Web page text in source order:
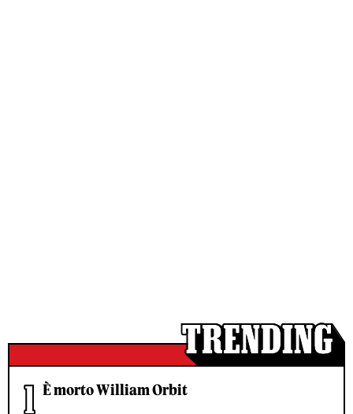
È morto William Orbit